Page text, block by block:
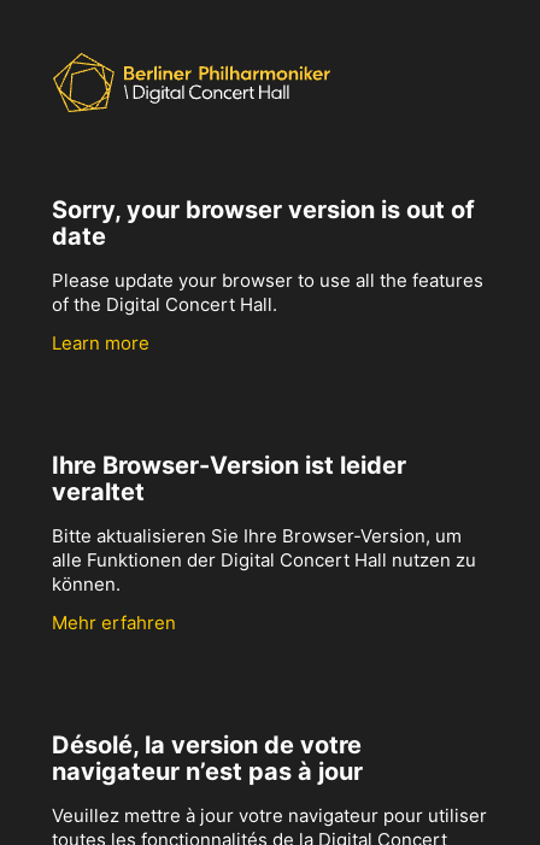
Sorry, your browser version is out of
date
Please update your browser to use all the features
of the Digital Concert Hall.
Learn more
Ihre Browser-Version ist leider
veraltet
Bitte aktualisieren Sie Ihre Browser-Version, um
alle Funktionen der Digital Concert Hall nutzen zu
können.
Mehr erfahren
Désolé, la version de votre
navigateur n’est pas à jour
Veuillez mettre à jour votre navigateur pour utiliser
toutes les fonctionnalités de la Digital Concert